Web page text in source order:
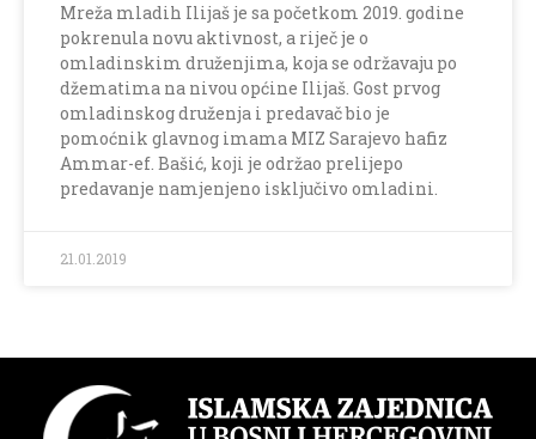
Mreža mladih Ilijaš je sa početkom 2019. godine
pokrenula novu aktivnost, a riječ je o
omladinskim druženjima, koja se održavaju po
džematima na nivou općine Ilijaš. Gost prvog
omladinskog druženja i predavač bio je
pomoćnik glavnog imama MIZ Sarajevo hafiz
Ammar-ef. Bašić, koji je održao prelijepo
predavanje namjenjeno isključivo omladini.
21.01.2019